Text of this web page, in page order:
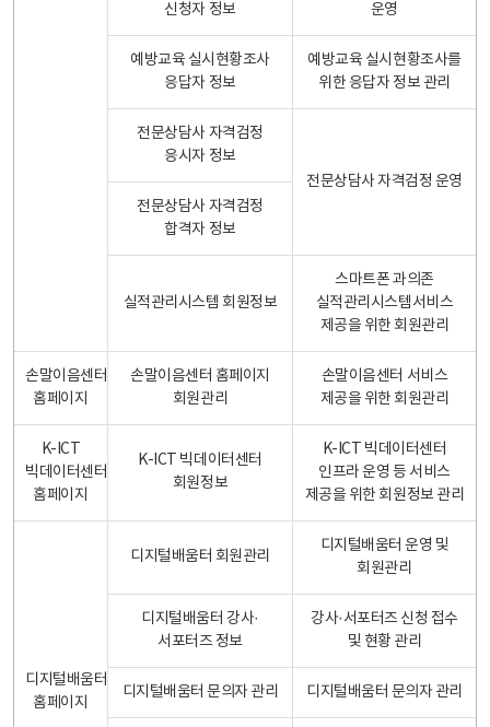
신청자 정보
운영
예방교육 실시현황조사
응답자 정보
예방교육 실시현황조사를
위한 응답자 정보 관리
전문상담사 자격검정
응시자 정보
전문상담사 자격검정 운영
전문상담사 자격검정
합격자 정보
실적관리시스템 회원정보
스마트폰 과의존
실적관리시스템서비스
제공을 위한 회원관리
손말이음센터
홈페이지
손말이음센터 홈페이지
회원관리
손말이음센터 서비스
제공을 위한 회원관리
K-ICT
빅데이터센터
홈페이지
K-ICT 빅데이터센터
회원정보
K-ICT 빅데이터센터
인프라 운영 등 서비스
제공을 위한 회원정보 관리
디지털배움터
홈페이지
디지털배움터 회원관리
디지털배움터 운영 및
회원관리
디지털배움터 강사·
서포터즈 정보
강사·서포터즈 신청 접수
및 현황 관리
디지털배움터 문의자 관리 디지털배움터 문의자 관리